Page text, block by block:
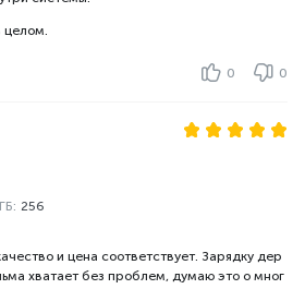
целом.
0 0
256
и цена соответствует. Зарядку дер
хватает без проблем, думаю это о мног